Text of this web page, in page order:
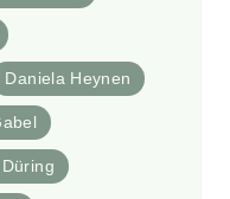
Daniela Heynen